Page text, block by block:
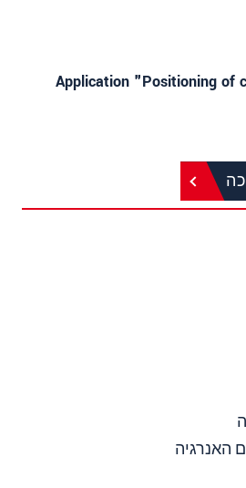
Application "Positioning of
האנרגיה